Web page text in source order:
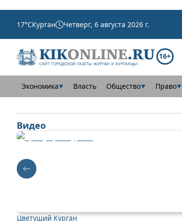
17°CКурган Четверг, 6 августа 2026 г.
16+
Экономика▼ Власть Общество▼ Право▼
Видео
Цветущий Курган